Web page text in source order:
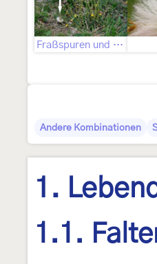
Fraßspuren und Befallsbild
Andere Kombinationen
1.
1.1.